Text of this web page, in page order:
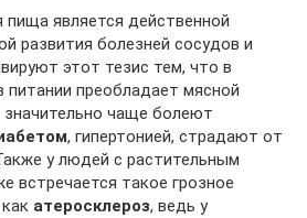
пища является действенной
развития болезней сосудов и
этот тезис тем, что в
питании преобладает мясной
чаще болеют
, гипертонией, страдают от
у людей с растительным
встречается такое грозное
атеросклероз, ведь у